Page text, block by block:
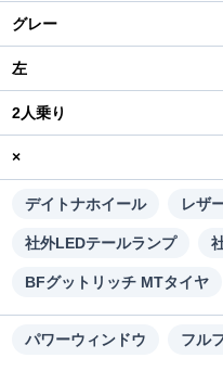
グレー
左
2人乗り
×
デイトナホイール レザ
社外LEDテールランプ
BFグットリッチ MTタイヤ
パワーウィンドウ フル